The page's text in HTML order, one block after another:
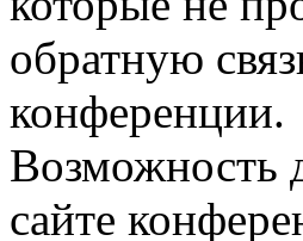
обратную
конференции.
Возможность
сайте